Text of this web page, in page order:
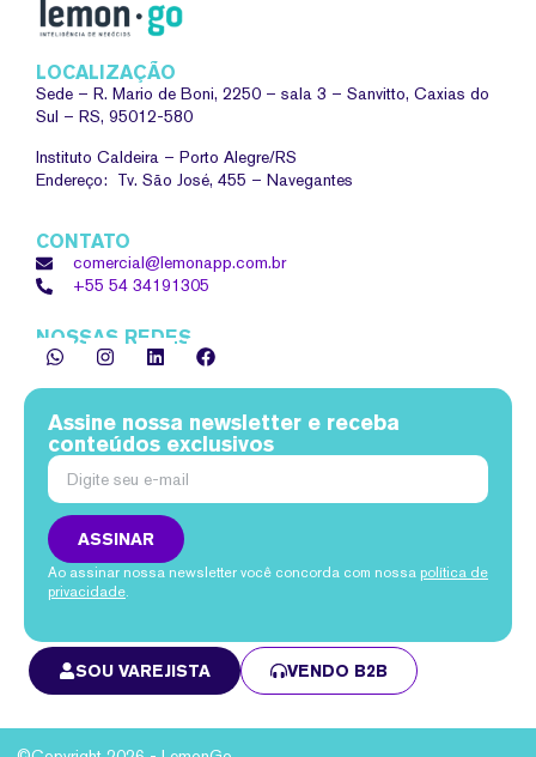
LOCALIZAÇÃO
Sede – R. Mario de Boni, 2250 – sala 3 – Sanvitto, Caxias do
Sul – RS, 95012-580
Instituto Caldeira – Porto Alegre/RS
Endereço: Tv. São José, 455 – Navegantes
CONTATO
comercial@lemonapp.com.br
+55 54 34191305
NOSSAS REDES
Assine nossa newsletter e receba
conteúdos exclusivos
ASSINAR
Ao assinar nossa newsletter você concorda com nossa política de
privacidade.
SOU VAREJISTA VENDO B2B